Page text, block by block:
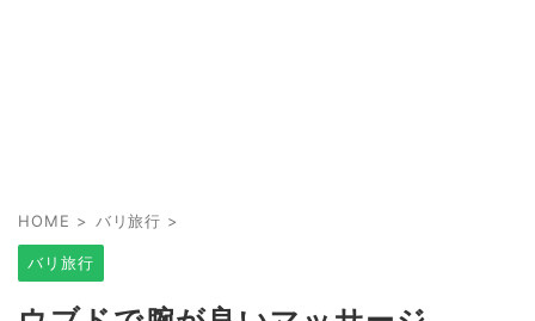
HOME > バリ旅行 >
バリ旅行